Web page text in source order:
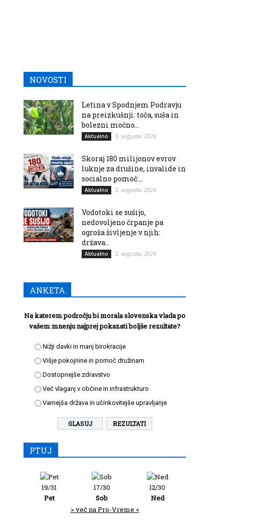
NOVOSTI
Letina v Spodnjem Podravju
na preizkušnji: toča, suša in
bolezni močno...
Aktualno 3. avgusta, 2026
Skoraj 180 milijonov evrov
luknje za družine, invalide in
socialno pomoč:...
Aktualno 2. avgusta, 2026
Vodotoki se sušijo,
nedovoljeno črpanje pa
ogroža življenje v njih:
država...
Aktualno 2. avgusta, 2026
ANKETA
Na katerem področju bi morala slovenska vlada po
vašem mnenju najprej pokazati boljše rezultate?
Nižji davki in manj birokracije
Višje pokojnine in pomoč družinam
Dostopnejše zdravstvo
Več vlaganj v občine in infrastrukturo
Varnejša država in učinkovitejše upravljanje
REZULTATI
PTUJ
19/31
Pet
17/30
Sob
12/30
Ned
> več na Pro-Vreme <